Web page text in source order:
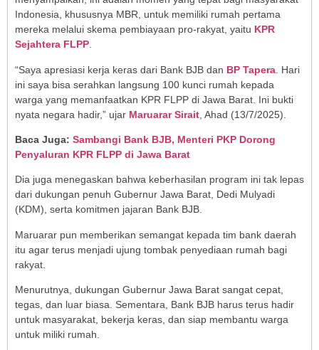
Indonesia, khususnya MBR, untuk memiliki rumah pertama
mereka melalui skema pembiayaan pro-rakyat, yaitu KPR
Sejahtera FLPP.
“Saya apresiasi kerja keras dari Bank BJB dan BP Tapera . Hari
ini saya bisa serahkan langsung 100 kunci rumah kepada
warga yang memanfaatkan KPR FLPP di Jawa Barat. Ini bukti
nyata negara hadir,” ujar Maruarar Sirait , Ahad (13/7/2025).
Baca Juga: Sambangi Bank BJB, Menteri PKP Dorong
Penyaluran KPR FLPP di Jawa Barat
Dia juga menegaskan bahwa keberhasilan program ini tak lepas
dari dukungan penuh Gubernur Jawa Barat, Dedi Mulyadi
(KDM), serta komitmen jajaran Bank BJB.
Maruarar pun memberikan semangat kepada tim bank daerah
itu agar terus menjadi ujung tombak penyediaan rumah bagi
rakyat.
Menurutnya, dukungan Gubernur Jawa Barat sangat cepat,
tegas, dan luar biasa. Sementara, Bank BJB harus terus hadir
untuk masyarakat, bekerja keras, dan siap membantu warga
untuk miliki rumah.